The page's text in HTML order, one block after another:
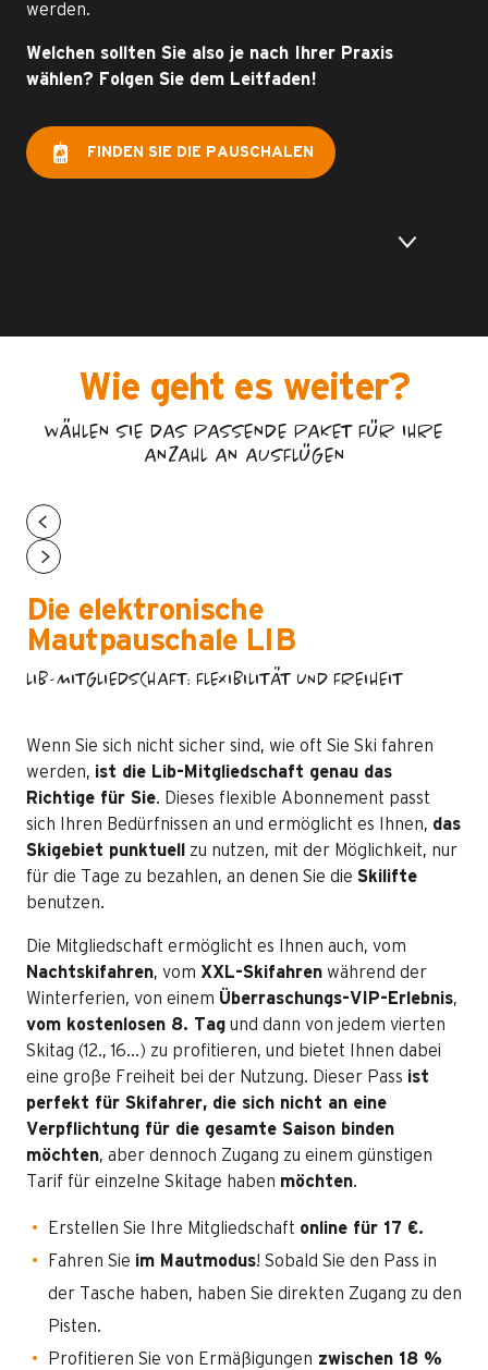
werden.
Welchen sollten Sie also je nach Ihrer Praxis
wählen? Folgen Sie dem Leitfaden!
FINDEN SIE DIE PAUSCHALEN
Wie geht es weiter?
WÄHLEN SIE DAS PASSENDE PAKET FÜR IHRE
ANZAHL AN AUSFLÜGEN
Die elektronische
Mautpauschale LIB
LIB-MITGLIEDSCHAFT: FLEXIBILITÄT UND FREIHEIT
Wenn Sie sich nicht sicher sind, wie oft Sie Ski fahren
werden, ist die Lib-Mitgliedschaft genau das
Richtige für Sie. Dieses flexible Abonnement passt
sich Ihren Bedürfnissen an und ermöglicht es Ihnen, das
Skigebiet punktuell
zu nutzen, mit der Möglichkeit, nur
für die Tage zu bezahlen, an denen Sie die Skilifte
benutzen.
Die Mitgliedschaft ermöglicht es Ihnen auch, vom
Nachtskifahren, vom XXL-Skifahren während der
Winterferien, von einem Überraschungs-VIP-Erlebnis,
vom kostenlosen 8. Tag und dann von jedem vierten
Skitag (12., 16…) zu profitieren, und bietet Ihnen dabei
eine große Freiheit bei der Nutzung. Dieser Pass ist
perfekt für Skifahrer, die sich nicht an eine
Verpflichtung für die gesamte Saison binden
möchten, aber dennoch Zugang zu einem günstigen
Tarif für einzelne Skitage haben möchten.
Erstellen Sie Ihre Mitgliedschaft online für 17 €.
Fahren Sie im Mautmodus! Sobald Sie den Pass in
der Tasche haben, haben Sie direkten Zugang zu den
Pisten.
Profitieren Sie von Ermäßigungen zwischen 18 %